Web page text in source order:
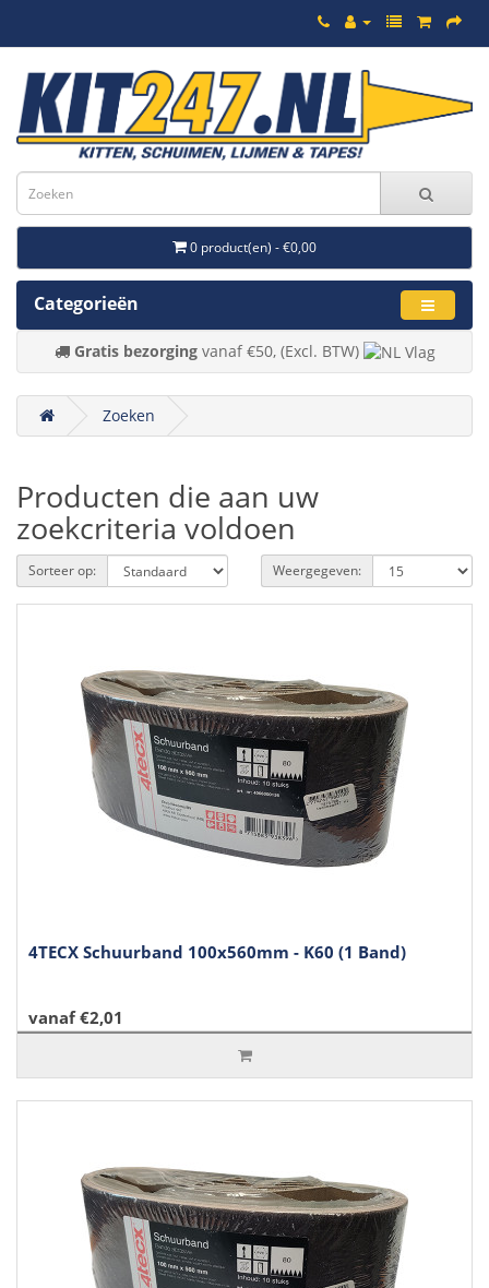
0 product(en) - €0,00
Categorieën
Gratis bezorgingvanaf €50, (Excl. BTW)
Zoeken
Producten die aan uw
zoekcriteria voldoen
Sorteer op: Weergegeven:
4TECX Schuurband 100x560mm - K60 (1 Band)
vanaf €2,01